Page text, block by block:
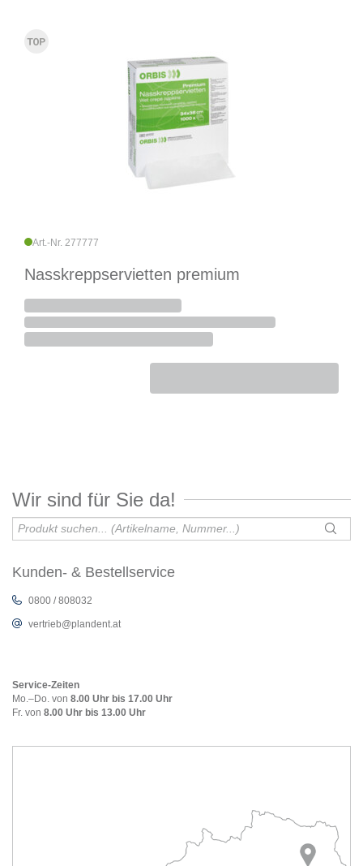
Art.-Nr. 277777
Nasskreppservietten premium
Wir sind für Sie da!
Kunden- & Bestellservice
0800 / 808032
vertrieb@plandent.at
Service-Zeiten
Mo.–Do. von 8.00 Uhr bis 17.00 Uhr
Fr. von 8.00 Uhr bis 13.00 Uhr